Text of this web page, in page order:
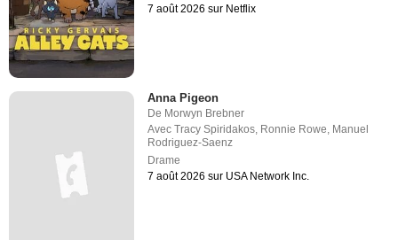
7 août 2026 sur Netflix
Anna Pigeon
De Morwyn Brebner
AvecTracy Spiridakos, Ronnie Rowe, Manuel
Rodriguez-Saenz
Drame
7 août 2026 sur USA Network Inc.